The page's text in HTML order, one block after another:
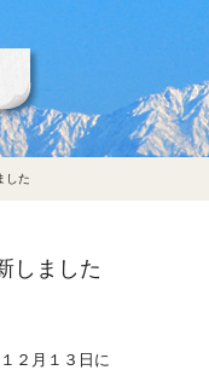
した
しました
２月１３日に